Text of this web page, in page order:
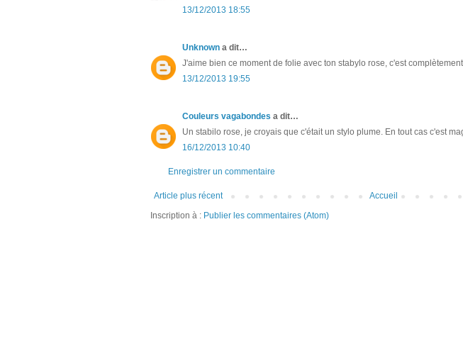
13/12/2013 18:55
Unknown a dit…
J'aime bien ce moment de folie avec ton stabylo rose, c'est
13/12/2013 19:55
Couleurs vagabondes a dit…
Un stabilo rose, je croyais que c'était un stylo plume. En tout cas c'est
16/12/2013 10:40
Enregistrer un commentaire
Article plus récent
Accueil
Inscription à : Publier les commentaires (Atom)